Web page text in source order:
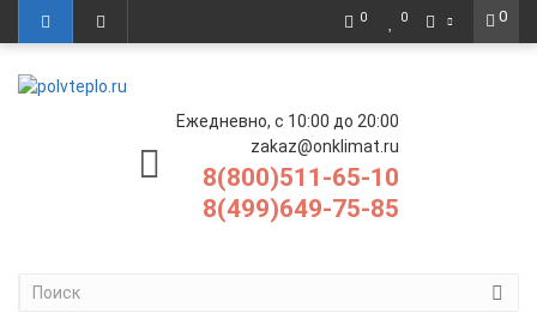
0
0 0
Ежедневно, с 10:00 до 20:00
zakaz@onklimat.ru
8(800)511-65-10
8(499)649-75-85